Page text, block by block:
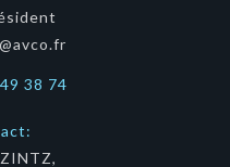
38 74